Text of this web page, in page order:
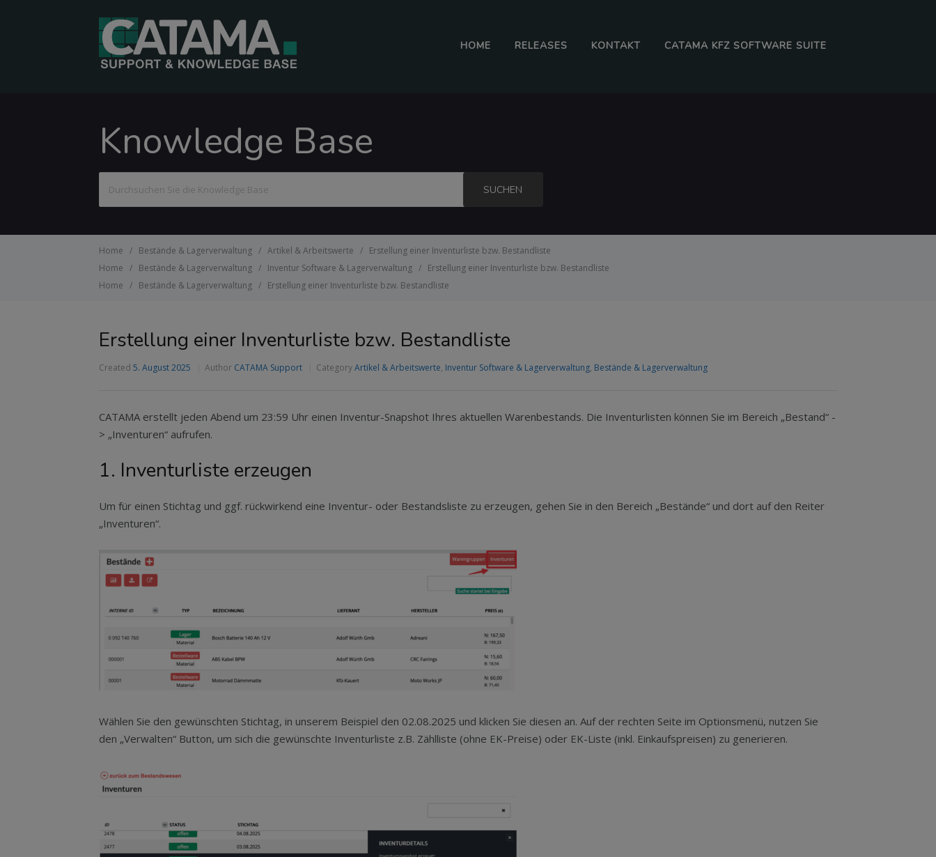
HOME RELEASES KONTAKT CATAMA KFZ SOFTWARE SUITE
Knowledge Base
nach
SUCHEN
Home Bestände & Lagerverwaltung Artikel & Arbeitswerte
Erstellung einer Inventurliste bzw. Bestandliste
Home
Bestände & Lagerverwaltung Inventur Software & Lagerverwaltung
Erstellung einer Inventurliste bzw. Bestandliste
Home
Bestände & Lagerverwaltung Erstellung einer Inventurliste bzw. Bestandliste
Erstellung einer Inventurliste bzw. Bestandliste
Created 5. August 2025 Author CATAMA Support CategoryArtikel & Arbeitswerte, Inventur Software & Lagerverwaltung, Bestände & Lagerverwaltung
CATAMA erstellt jeden Abend um 23:59 Uhr einen Inventur-Snapshot Ihres aktuellen Warenbestands. Die Inventurlisten können Sie im Bereich „Bestand“ -
> „Inventuren“ aufrufen.
1. Inventurliste erzeugen
Um für einen Stichtag und ggf. rückwirkend eine Inventur- oder Bestandsliste zu erzeugen, gehen Sie in den Bereich „Bestände“ und dort auf den Reiter
„Inventuren“.
Wählen Sie den gewünschten Stichtag, in unserem Beispiel den 02.08.2025 und klicken Sie diesen an. Auf der rechten Seite im Optionsmenü, nutzen Sie
den „Verwalten“ Button, um sich die gewünschte Inventurliste z.B. Zählliste (ohne EK-Preise) oder EK-Liste (inkl. Einkaufspreisen) zu generieren.